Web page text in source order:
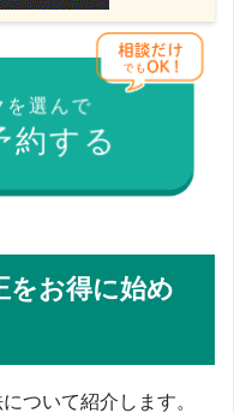
を選んで
約する
をお得に始め
ついて紹介します。